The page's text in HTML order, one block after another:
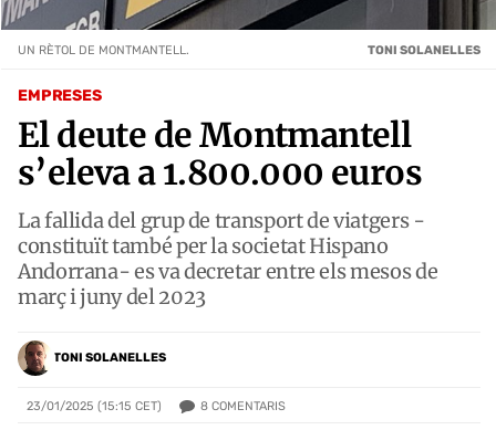
EMPRESES
El deute de Montmantell
s’eleva a 1.800.000 euros
La fallida del grup de transport de viatgers -
constituït també per la societat Hispano
Andorrana- es va decretar entre els mesos de
març i juny del 2023
TONI SOLANELLES
23/01/2025 (15:15 CET) 8 COMENTARIS
UN RÈTOL DE MONTMANTELL. TONI SOLANELLES